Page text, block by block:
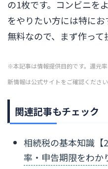
の1枚です。コンビニを
をやりたい方には特に
無料なので、まず作って
※本記事は情報提供目的です。還元
新情報は公式サイトをご確認ください
関連記事もチェック
相続税の基本知識【
率・申告期限をわか